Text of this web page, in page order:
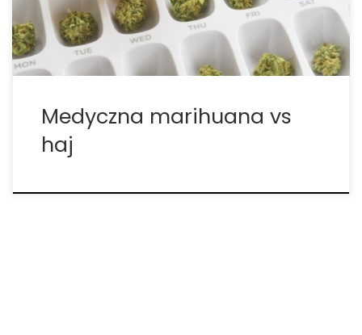
w marihuanie. Są to: • Tetrahydrokannabinol (THC):
THC jest […]
Medyczna marihuana vs
haj